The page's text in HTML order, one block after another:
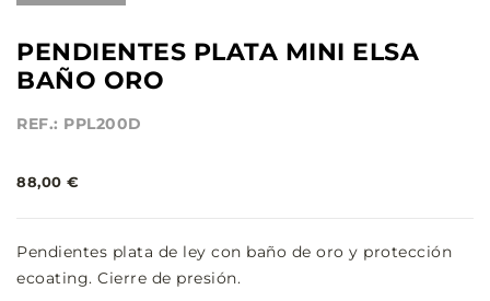
PENDIENTES PLATA MINI ELSA
BAÑO ORO
REF.: PPL200D
88,00 €
Pendientes plata de ley con baño de oro y protección
ecoating. Cierre de presión.